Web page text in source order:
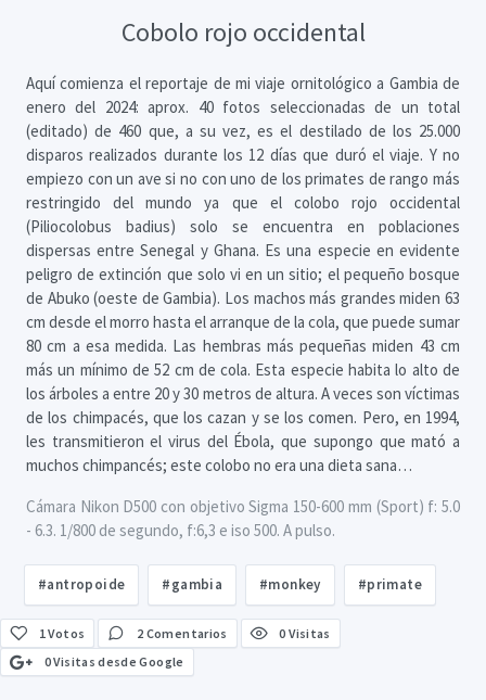
Cobolo rojo occidental
Aquí comienza el reportaje de mi viaje ornitológico a Gambia de
enero del 2024: aprox. 40 fotos seleccionadas de un total
(editado) de 460 que, a su vez, es el destilado de los 25.000
disparos realizados durante los 12 días que duró el viaje. Y no
empiezo con un ave si no con uno de los primates de rango más
restringido del mundo ya que el colobo rojo occidental
(Piliocolobus badius) solo se encuentra en poblaciones
dispersas entre Senegal y Ghana. Es una especie en evidente
peligro de extinción que solo vi en un sitio; el pequeño bosque
de Abuko (oeste de Gambia). Los machos más grandes miden 63
cm desde el morro hasta el arranque de la cola, que puede sumar
80 cm a esa medida. Las hembras más pequeñas miden 43 cm
más un mínimo de 52 cm de cola. Esta especie habita lo alto de
los árboles a entre 20 y 30 metros de altura. A veces son víctimas
de los chimpacés, que los cazan y se los comen. Pero, en 1994,
les transmitieron el virus del Ébola, que supongo que mató a
muchos chimpancés; este colobo no era una dieta sana…
Cámara Nikon D500 con objetivo Sigma 150-600 mm (Sport) f: 5.0
- 6.3. 1/800 de segundo, f:6,3 e iso 500. A pulso.
#antropoide #gambia #monkey #primate
1Votos 2 Comentarios
0 Visitas
0 Visitas desde Google